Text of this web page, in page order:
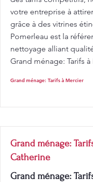
votre entreprise à
grâce à des vitrines
Pomerleau est la
nettoyage alliant
Grand ménage: Tarifs
Grand ménage: Tarifs à Mercier
Grand ménage:
Catherine
Grand ménage: